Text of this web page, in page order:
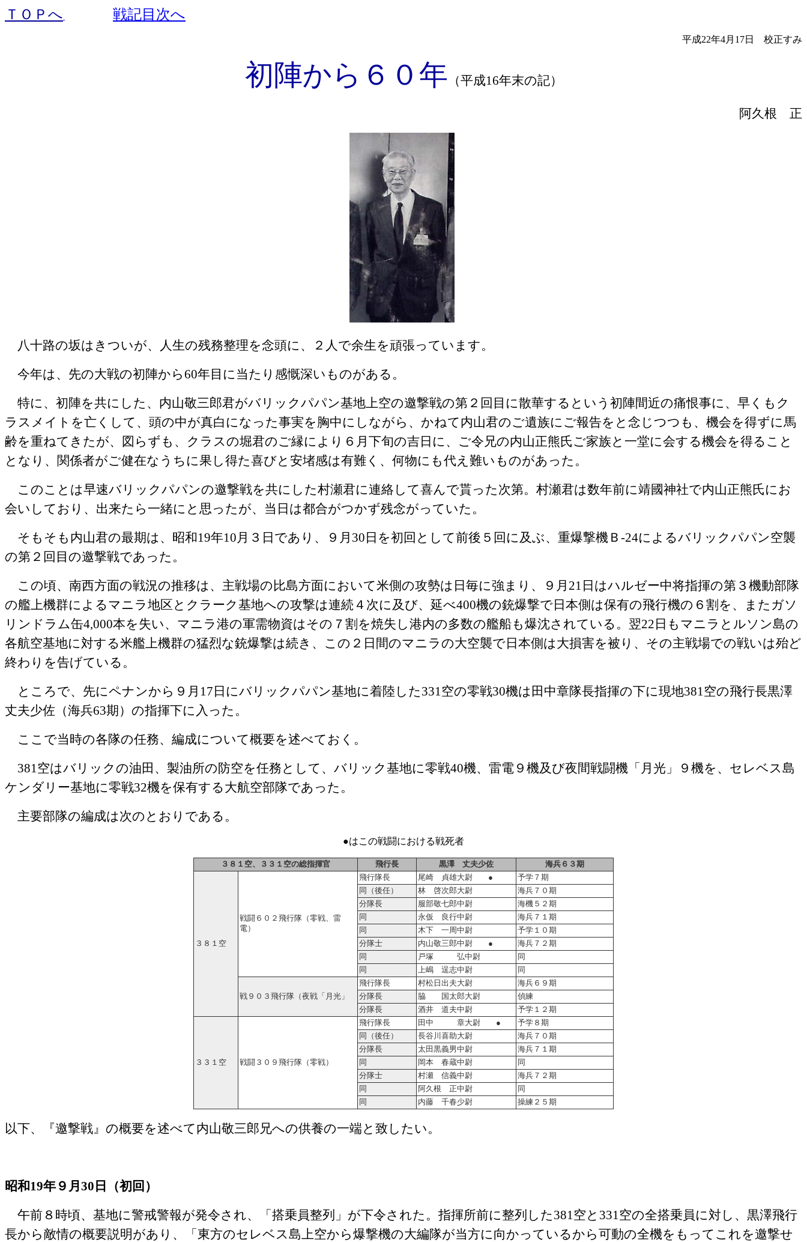
ＴＯＰへ 戦記目次へ
平成22年4月17日 校正すみ
初陣から６０年 （平成16年末の記）
阿久根 正
八十路の坂はきついが、人生の残務整理を念頭に、２人で余生を頑張っています。
今年は、先の大戦の初陣から 60年目に当たり感慨深いものがある。
特に、初陣を共にした、内山敬三郎君がバリックパパン基地上空の邀撃戦の第２回目に散華するという初陣間近の痛恨事に、早くもク
ラスメイトを亡くして、頭の中が真白になった事実を胸中にしながら、かねて内山君のご遺族にご報告をと念じつつも、機会を得ずに馬
齢を重ねてきたが、図らずも、クラスの堀君のご縁により６月下旬の吉日に、ご令兄の内山正熊氏ご家族と一堂に会する機会を得ること
となり、関係者がご健在なうちに果し得た喜びと安堵感は有難く、何物にも代え難いものがあった。
このことは早速バリックパパンの邀撃戦を共にした村瀬君に連絡して喜んで貰った次第。村瀬君は数年前に靖國神社で内山正熊氏にお
会いしており、出来たら一緒にと思ったが、当日は都合がつかず残念がっていた。
そもそも内山君の最期は、昭和19年10月３日であり、９月 30 日を初回として前後５回に及ぶ、重爆撃機Ｂ -24によるバリックパパン空襲
の第２回目の邀撃戦であった。
この頃、南西方面の戦況の推移は、主戦場の比島方面において米側の攻勢は日毎に強まり、９月 21 日はハルゼー中将指揮の第３機動部隊
の艦上機群によるマニラ地区とクラーク基地への攻撃は連続４次に及び、延べ400機の銃爆撃で日本側は保有の飛行機の６割を、またガソ
リンドラム缶4,000本を失い、マニラ港の軍需物資はその７割を焼失し港内の多数の艦船も爆沈されている。翌22 日もマニラとルソン島の
各航空基地に対する米艦上機群の猛烈な銃爆撃は続き、この２日間のマニラの大空襲で日本側は大損害を被り、その主戦場での戦いは殆ど
終わりを告げている。
ところで、先にペナンから９月 17 日にバリックパパン基地に着陸した331空の零戦30機は田中章隊長指揮の下に現地381空の飛行長黒澤
丈夫少佐（海兵63期）の指揮下に入った。
ここで当時の各隊の任務、編成について概要を述べておく。
381空はバリックの油田、製油所の防空を任務として、バリック基地に零戦40機、雷電９機及び夜間戦闘機「月光」９機を、セレベス島
ケンダリー基地に零戦32機を保有する大航空部隊であった。
主要部隊の編成は次のとおりである。
●はこの戦闘における戦死者
３８１空、３３１空の総指揮官 飛行長 黒澤 丈夫少佐 海兵６３期
３８１空
戦闘６０２飛行隊（零戦、雷
電）
飛行隊長 尾崎 貞雄大尉 ●
予学７期
同（後任）
林 啓次郎大尉
海兵７０期
分隊長
服部敬七郎中尉
海機５２期
同
永仮 良行中尉
海兵７１期
同
木下 一周中尉
予学１０期
分隊士
内山敬三郎中尉 ●
海兵７２期
同
戸塚 弘中尉
同
同
上嶋 逞志中尉 同
戦９０３飛行隊（夜戦「月光」
飛行隊長 村松日出夫大尉
海兵６９期
分隊長
脇 国太郎大尉
偵練
分隊長
酒井 道夫中尉 予学１２期
３３１空 戦闘３０９飛行隊（零戦）
飛行隊長 田中 章大尉 ●
予学８期
同（後任）
長谷川喜助大尉
海兵７０期
分隊長
太田黒義男中尉
海兵７１期
同
岡本 春蔵中尉
同
分隊士
村瀬 信義中尉
海兵７２期
同
阿久根 正中尉
同
同
内藤 千春少尉 操練２５期
以下、『邀撃戦』の概要を述べて内山敬三郎兄への供養の一端と致したい。
昭和19年９月 30 日（初回）
午前８時頃、基地に警戒警報が発令され、「搭乗員整列」が下令された。指揮所前に整列した381空と 331空の全搭乗員に対し、黒澤飛行
長から敵情の概要説明があり、「東方のセレベス島上空から爆撃機の大編隊が当方に向かっているから可動の全機をもってこれを邀撃せ